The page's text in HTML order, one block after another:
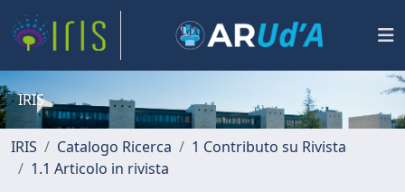
IRIS
IRIS Catalogo Ricerca
1 Contributo su Rivista
1.1 Articolo in rivista